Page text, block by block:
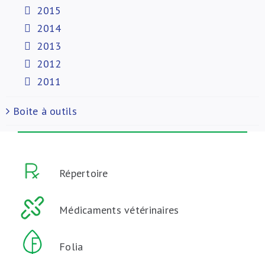
2015
2014
2013
2012
2011
Boite à outils
Répertoire
Médicaments vétérinaires
Folia